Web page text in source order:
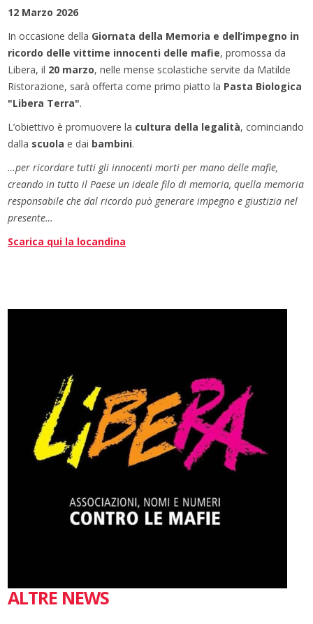
12 Marzo 2026
In occasione della Giornata della Memoria e dell’impegno in
ricordo delle vittime innocenti delle mafie, promossa da
Libera, il 20 marzo, nelle mense scolastiche servite da Matilde
Ristorazione, sarà offerta come primo piatto la Pasta Biologica
"Libera Terra".
L’obiettivo è promuovere la cultura della legalità, cominciando
dalla scuola e dai bambini.
…per ricordare tutti gli innocenti morti per mano delle mafie,
creando in tutto il Paese un ideale filo di memoria, quella memoria
responsabile che dal ricordo può generare impegno e giustizia nel
presente…
Scarica qui la locandina
ALTRE NEWS